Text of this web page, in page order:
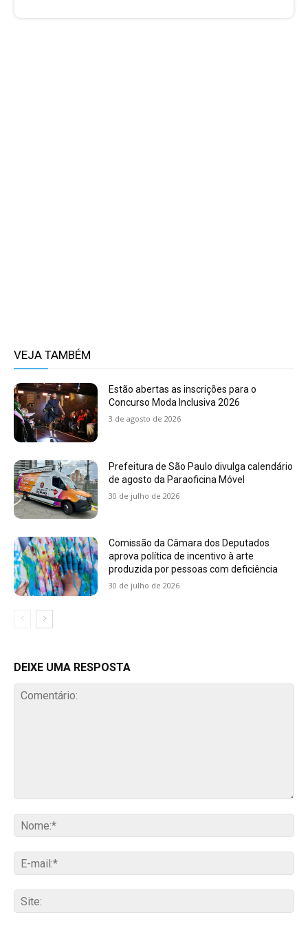
VEJA TAMBÉM
Estão abertas as inscrições para o
Concurso Moda Inclusiva 2026
3 de agosto de 2026
Prefeitura de São Paulo divulga calendário
de agosto da Paraoficina Móvel
30 de julho de 2026
Comissão da Câmara dos Deputados
aprova política de incentivo à arte
produzida por pessoas com deficiência
30 de julho de 2026
DEIXE UMA RESPOSTA